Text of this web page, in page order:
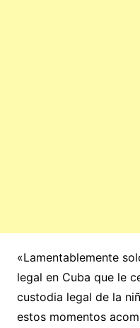
«Lamentablemente
legal en Cuba que le
custodia legal de la
estos momentos